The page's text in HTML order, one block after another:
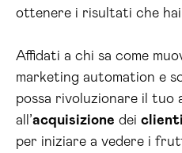
ottenere i risultati che hai
Affidati a chi sa come
marketing automation e
possa rivoluzionare il tuo
all’acquisizione dei clienti
per iniziare a vedere i